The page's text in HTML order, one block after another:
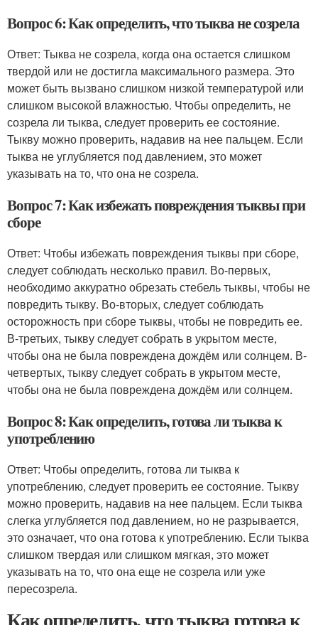
Вопрос 6: Как определить, что тыква не созрела
Ответ: Тыква не созрела, когда она остается слишком
твердой или не достигла максимального размера. Это
может быть вызвано слишком низкой температурой или
слишком высокой влажностью. Чтобы определить, не
созрела ли тыква, следует проверить ее состояние.
Тыкву можно проверить, надавив на нее пальцем. Если
тыква не углубляется под давлением, это может
указывать на то, что она не созрела.
Вопрос 7: Как избежать повреждения тыквы при
сборе
Ответ: Чтобы избежать повреждения тыквы при сборе,
следует соблюдать несколько правил. Во-первых,
необходимо аккуратно обрезать стебель тыквы, чтобы не
повредить тыкву. Во-вторых, следует соблюдать
осторожность при сборе тыквы, чтобы не повредить ее.
В-третьих, тыкву следует собрать в укрытом месте,
чтобы она не была повреждена дождём или солнцем. В-
четвертых, тыкву следует собрать в укрытом месте,
чтобы она не была повреждена дождём или солнцем.
Вопрос 8: Как определить, готова ли тыква к
употреблению
Ответ: Чтобы определить, готова ли тыква к
употреблению, следует проверить ее состояние. Тыкву
можно проверить, надавив на нее пальцем. Если тыква
слегка углубляется под давлением, но не разрывается,
это означает, что она готова к употреблению. Если тыква
слишком твердая или слишком мягкая, это может
указывать на то, что она еще не созрела или уже
пересозрела.